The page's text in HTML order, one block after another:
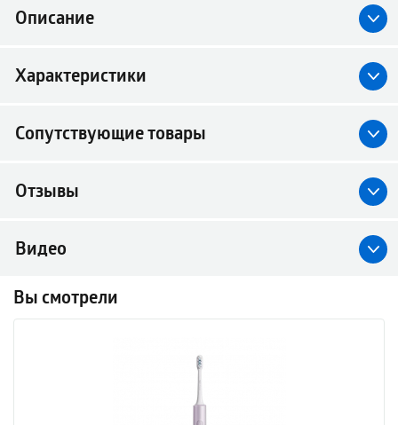
Описание
Характеристики
Сопутствующие товары
Отзывы
Видео
Вы смотрели